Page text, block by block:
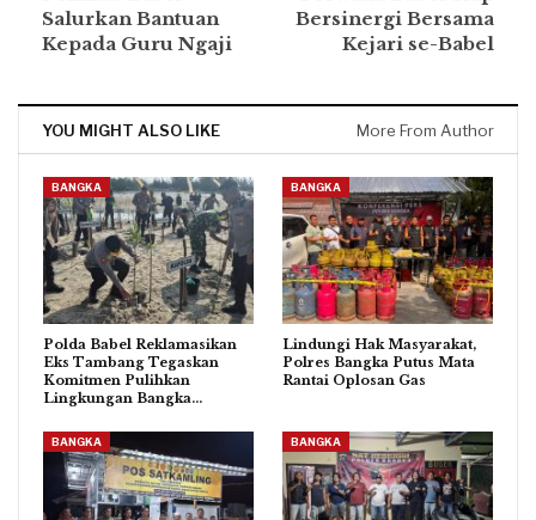
Salurkan Bantuan
Kepada Guru Ngaji
Bersinergi Bersama
Kejari se-Babel
YOU MIGHT ALSO LIKE More From Author
BANGKA
Polda Babel Reklamasikan
Eks Tambang Tegaskan
Komitmen Pulihkan
Lingkungan Bangka…
BANGKA
Lindungi Hak Masyarakat,
Polres Bangka Putus Mata
Rantai Oplosan Gas
BANGKA BANGKA